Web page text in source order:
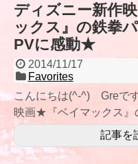
ディズニー新作
ックス』の鉄拳
PVに感動★
2014/11/17
Favorites
こんにちは(^-^) Greで
映画★『ベイマックス』
画がyoutubeで公開されて
記事を